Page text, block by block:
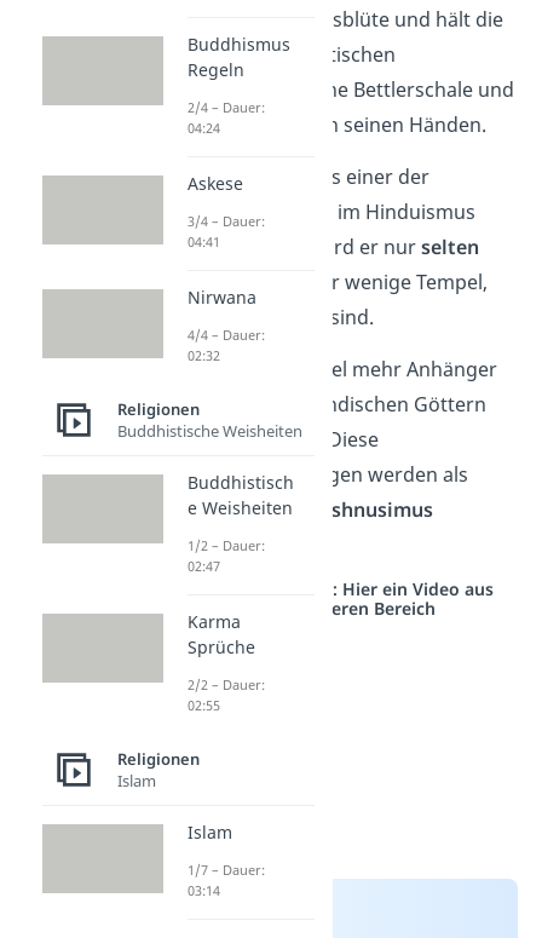
sitzt auf einer Lotusblüte und hält die
Veden, die hinduistischen
Hauptschriften, eine Bettlerschale und
eine Gebetskette in seinen Händen.
Obwohl Brahma als einer der
wichtigsten Götter im Hinduismus
betrachtet wird, wird er nurselten
. Es gibt nur wenige Tempel,
die ihm gewidmet sind.
Schon gewusst?
Viel mehr Anhänger
widmen sich den indischen Göttern
Shiva und Vishnu. Diese
Glaubensströmungen werden als
Shivaismusund
Vishnusimus
bezeichnet.
Studyflix vernetzt: Hier ein Video aus
einem anderen Bereich
Buddhismus
Regeln
2/4 – Dauer:
04:24
Askese
3/4 – Dauer:
04:41
Nirwana
4/4 – Dauer:
02:32
Religionen
Buddhistische Weisheiten
Buddhistisch
e Weisheiten
1/2 – Dauer:
02:47
Karma
Sprüche
2/2 – Dauer:
02:55
Religionen
Islam
Islam
1/7 – Dauer:
03:14